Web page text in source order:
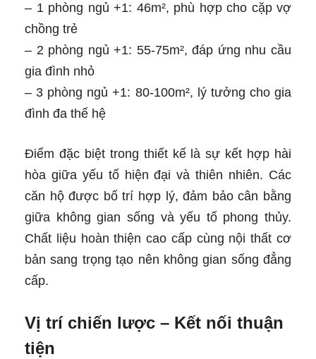
– 1 phòng ngủ +1: 46m², phù hợp cho cặp vợ
chồng trẻ
– 2 phòng ngủ +1: 55-75m², đáp ứng nhu cầu
gia đình nhỏ
– 3 phòng ngủ +1: 80-100m², lý tưởng cho gia
đình đa thế hệ
Điểm đặc biệt trong thiết kế là sự kết hợp hài
hòa giữa yếu tố hiện đại và thiên nhiên. Các
căn hộ được bố trí hợp lý, đảm bảo cân bằng
giữa không gian sống và yếu tố phong thủy.
Chất liệu hoàn thiện cao cấp cùng nội thất cơ
bản sang trọng tạo nên không gian sống đẳng
cấp.
Vị trí chiến lược – Kết nối thuận
tiện